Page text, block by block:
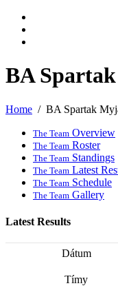
BA
Home BA Spartak
The Team Overview
The Team Roster
The Team Standings
The Team Latest
The Team Schedule
The Team Gallery
Latest Results